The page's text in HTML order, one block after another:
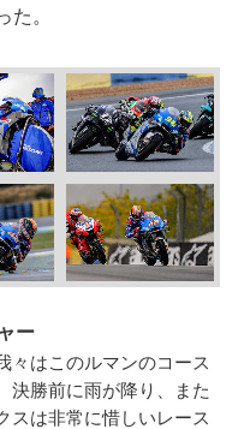
た。
ー
々はこのルマンのコース
決勝前に雨が降り、また
スは非常に惜しいレース